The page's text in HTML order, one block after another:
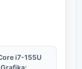
i7-155U